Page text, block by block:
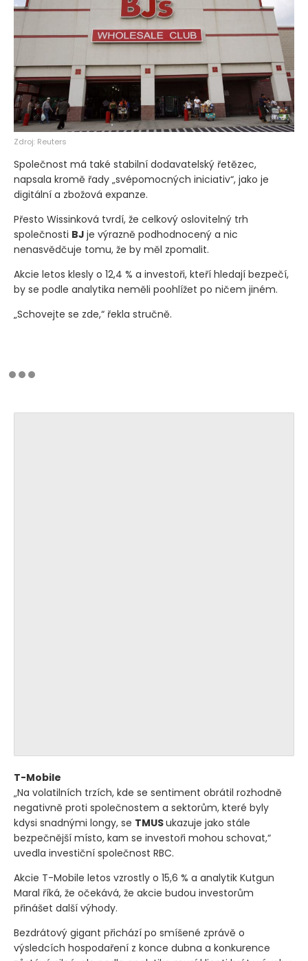
Zdroj: Reuters
Společnost má také stabilní dodavatelský řetězec,
napsala kromě řady „svépomocných iniciativ“, jako je
digitální a zbožová expanze.
Přesto Wissinková tvrdí, že celkový oslovitelný trh
společnosti BJ je výrazně podhodnocený a nic
nenasvědčuje tomu, že by měl zpomalit.
Akcie letos klesly o 12,4 % a investoři, kteří hledají bezpečí,
by se podle analytika neměli poohlížet po ničem jiném.
„Schovejte se zde,“ řekla stručně.
T-Mobile
„Na volatilních trzích, kde se sentiment obrátil rozhodně
negativně proti společnostem a sektorům, které byly
kdysi snadnými longy, se TMUSukazuje jako stále
bezpečnější místo, kam se investoři mohou schovat,“
uvedla investiční společnost RBC.
Akcie T-Mobile letos vzrostly o 15,6 % a analytik Kutgun
Maral říká, že očekává, že akcie budou investorům
přinášet další výhody.
Bezdrátový gigant přichází po smíšené zprávě o
výsledcích hospodaření z konce dubna a konkurence